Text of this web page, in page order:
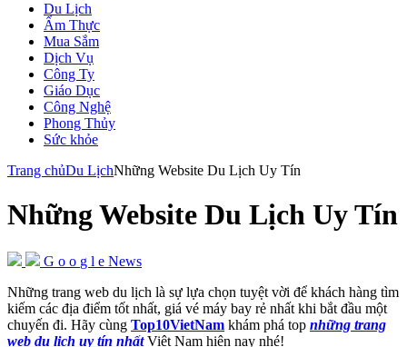
Du Lịch
Ẩm Thực
Mua Sắm
Dịch Vụ
Công Ty
Giáo Dục
Công Nghệ
Phong Thủy
Sức khỏe
Trang chủDu LịchNhững Website Du Lịch Uy Tín
Những Website Du Lịch Uy Tín
G o o g l e News
Những trang web du lịch là sự lựa chọn tuyệt vời để khách hàng tìm
kiếm các địa điểm tốt nhất, giá vé máy bay rẻ nhất khi bắt đầu một
chuyến đi. Hãy cùng Top10VietNam khám phá top những trang
web du lịch uy tín nhấtViệt Nam hiện nay nhé!